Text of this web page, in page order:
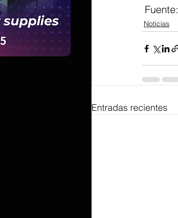
Fuente:
Noticias
Entradas recientes